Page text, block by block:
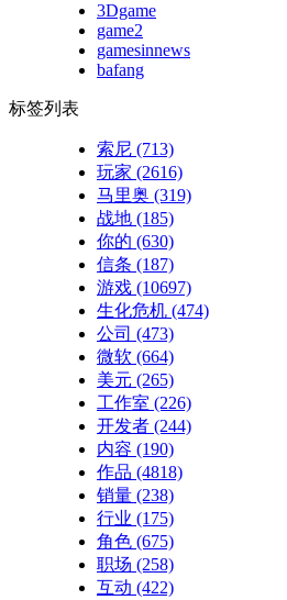
3Dgame
game2
gamesinnews
bafang
标签列表
索尼 (713)
玩家 (2616)
马里奥 (319)
战地 (185)
你的 (630)
信条 (187)
游戏 (10697)
生化危机 (474)
公司 (473)
微软 (664)
美元 (265)
工作室 (226)
开发者 (244)
内容 (190)
作品 (4818)
销量 (238)
行业 (175)
角色 (675)
职场 (258)
互动 (422)